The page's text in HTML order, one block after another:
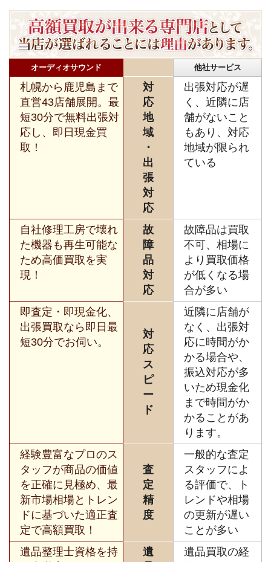
オーディオサウンド 他社サービス
札幌から鹿児島まで
直営43店舗展開。最
短30分で無料出張対
応し、即日現金買
取！
対
応
地
域
・
出
張
対
応
出張対応が遅
く、近隣に店
舗がないこと
もあり、対応
地域が限られ
ている
自社修理工房で壊れ
た機器も再生可能な
ため高価買取を実
現！
故
障
品
対
応
故障品は買取
不可、相場に
より買取価格
が低くなる場
合が多い
即査定・即現金化、
出張買取なら即日最
短30分でお伺い。
対
応
ス
ピ
ー
ド
近隣に店舗が
なく、出張対
応に時間がか
かる場合や、
振込対応が多
いため現金化
まで時間がか
かることがあ
ります。
経験豊富なプロのス
タッフが商品の価値
を正確に見極め、最
新市場相場とトレン
ドに基づいた適正査
定で高額買取！
査
定
精
度
一般的な査定
スタッフによ
る評価で、ト
レンドや相場
の更新が遅い
ことが多い
遺品整理士資格を持
遺
遺品買取の経